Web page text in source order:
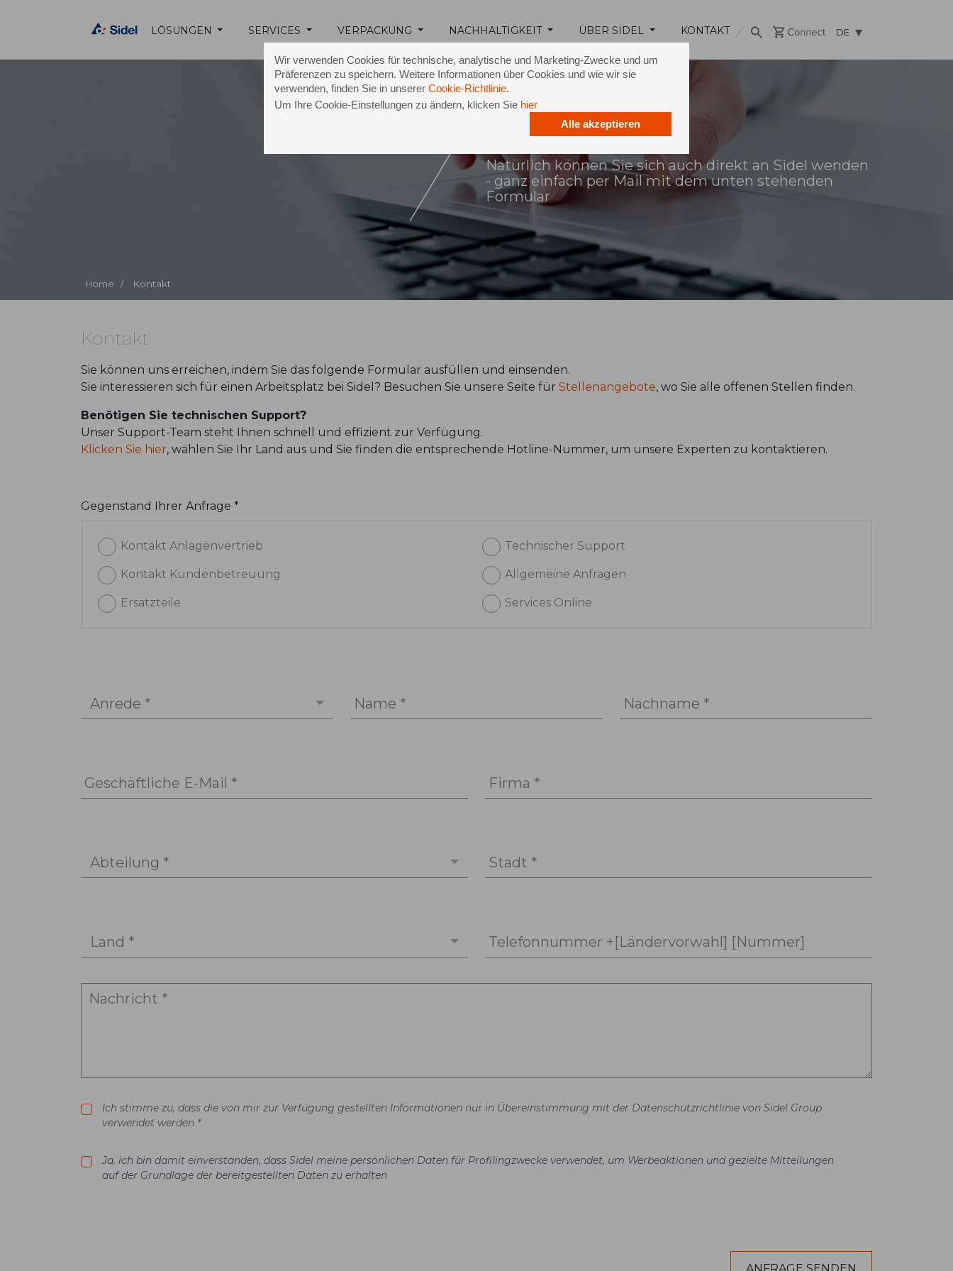
Wir verwenden Cookies für technische, analytische und Marketing-Zwecke und um
Präferenzen zu speichern. Weitere Informationen über Cookies und wie wir sie
verwenden, finden Sie in unserer Cookie-Richtlinie.
Um Ihre Cookie-Einstellungen zu ändern, klicken Sie hier
Alle akzeptieren
LÖSUNGEN SERVICES VERPACKUNG NACHHALTIGKEIT ÜBER SIDEL KONTAKT DE
Home / Kontakt
Natürlich können Sie sich auch direkt an Sidel wenden
- ganz einfach per Mail mit dem unten stehenden
Formular
Kontakt
Sie können uns erreichen, indem Sie das folgende Formular ausfüllen und einsenden.
Sie interessieren sich für einen Arbeitsplatz bei Sidel? Besuchen Sie unsere Seite für Stellenangebote, wo Sie alle offenen Stellen finden.
Benötigen Sie technischen Support?
Unser Support-Team steht Ihnen schnell und effizient zur Verfügung.
Klicken Sie hier, wählen Sie Ihr Land aus und Sie finden die entsprechende Hotline-Nummer, um unsere Experten zu kontaktieren.
Gegenstand Ihrer Anfrage *
Kontakt Anlagenvertrieb Technischer Support
Kontakt Kundenbetreuung Allgemeine Anfragen
Ersatzteile Services Online
Anrede * Name * Nachname *
Geschäftliche E-Mail * Firma *
Abteilung * Stadt *
Land * Telefonnummer +[Ländervorwahl] [Nummer]
Ich stimme zu, dass die von mir zur Verfügung gestellten Informationen nur in Übereinstimmung mit der Datenschutzrichtlinie von Sidel Group
verwendet werden *
Ja, ich bin damit einverstanden, dass Sidel meine persönlichen Daten für Profilingzwecke verwendet, um Werbeaktionen und gezielte Mitteilungen
auf der Grundlage der bereitgestellten Daten zu erhalten